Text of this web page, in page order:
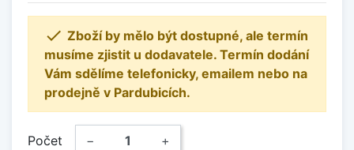
 Zboží by mělo být dostupné, ale termín
musíme zjistit u dodavatele. Termín dodání
Vám sdělíme telefonicky, emailem nebo na
prodejně v Pardubicích.
Počet − +